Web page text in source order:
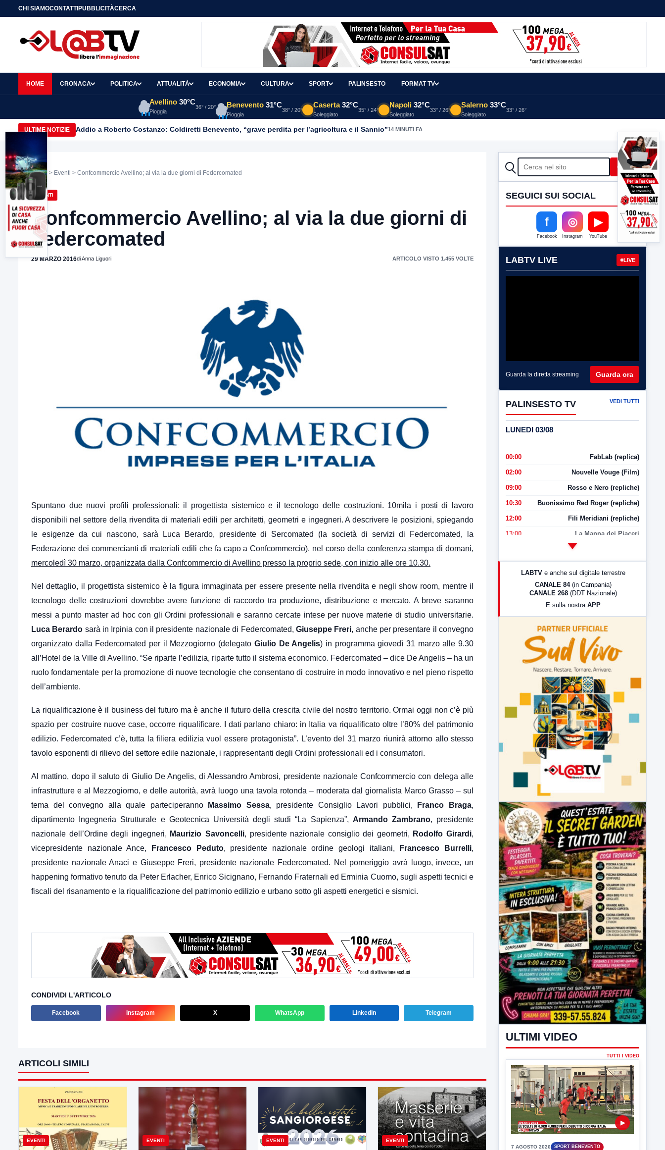
CHI SIAMOCONTATTIPUBBLICITÀCERCA
HOME CRONACA POLITICA ATTUALITÀ ECONOMIA CULTURA SPORT PALINSESTO FORMAT TV
Avellino 30°C
Pioggia
36° / 20° Benevento 31°C
Pioggia
38° / 20°
Caserta 32°C
Soleggiato
35° / 24°
Napoli 32°C
Soleggiato
33° / 26°
Salerno 33°C
Soleggiato
33° / 26°
ULTIME NOTIZIE Addio a Roberto Costanzo: Coldiretti Benevento, “grave perdita per l’agricoltura e il Sannio”14 MINUTI FA
Home > Eventi > Confcommercio Avellino; al via la due giorni di Federcomated
EVENTI
Confcommercio Avellino; al via la due giorni di
Federcomated
29 MARZO 2016di Anna Liguori ARTICOLO VISTO 1.455 VOLTE
Spuntano due nuovi profili professionali: il progettista sistemico e il tecnologo delle costruzioni. 10mila i posti di lavoro
disponibili nel settore della rivendita di materiali edili per architetti, geometri e ingegneri. A descrivere le posizioni, spiegando
le esigenze da cui nascono, sarà Luca Berardo, presidente di Sercomated (la società di servizi di Federcomated, la
Federazione dei commercianti di materiali edili che fa capo a Confcommercio), nel corso della conferenza stampa di domani,
mercoledì 30 marzo, organizzata dalla Confcommercio di Avellino presso la proprio sede, con inizio alle ore 10.30.
Nel dettaglio, il progettista sistemico è la figura immaginata per essere presente nella rivendita e negli show room, mentre il
tecnologo delle costruzioni dovrebbe avere funzione di raccordo tra produzione, distribuzione e mercato. A breve saranno
messi a punto master ad hoc con gli Ordini professionali e saranno cercate intese per nuove materie di studio universitarie.
Luca Berardo sarà in Irpinia con il presidente nazionale di Federcomated, Giuseppe Freri, anche per presentare il convegno
organizzato dalla Federcomated per il Mezzogiorno (delegato Giulio De Angelis) in programma giovedì 31 marzo alle 9.30
all’Hotel de la Ville di Avellino. “Se riparte l’edilizia, riparte tutto il sistema economico. Federcomated – dice De Angelis – ha un
ruolo fondamentale per la promozione di nuove tecnologie che consentano di costruire in modo innovativo e nel pieno rispetto
dell’ambiente.
La riqualificazione è il business del futuro ma è anche il futuro della crescita civile del nostro territorio. Ormai oggi non c’è più
spazio per costruire nuove case, occorre riqualificare. I dati parlano chiaro: in Italia va riqualificato oltre l’80% del patrimonio
edilizio. Federcomated c’è, tutta la filiera edilizia vuol essere protagonista”. L’evento del 31 marzo riunirà attorno allo stesso
tavolo esponenti di rilievo del settore edile nazionale, i rappresentanti degli Ordini professionali ed i consumatori.
Al mattino, dopo il saluto di Giulio De Angelis, di Alessandro Ambrosi, presidente nazionale Confcommercio con delega alle
infrastrutture e al Mezzogiorno, e delle autorità, avrà luogo una tavola rotonda – moderata dal giornalista Marco Grasso – sul
tema del convegno alla quale parteciperanno
Massimo Sessa, presidente Consiglio Lavori pubblici, Franco Braga,
dipartimento Ingegneria Strutturale e Geotecnica Università degli studi “La Sapienza”, Armando Zambrano, presidente
nazionale dell’Ordine degli ingegneri, Maurizio Savoncelli, presidente nazionale consiglio dei geometri, Rodolfo Girardi,
vicepresidente nazionale Ance,
Francesco Peduto, presidente nazionale ordine geologi italiani, Francesco Burrelli,
presidente nazionale Anaci e Giuseppe Freri, presidente nazionale Federcomated. Nel pomeriggio avrà luogo, invece, un
happening formativo tenuto da Peter Erlacher, Enrico Sicignano, Fernando Fraternali ed Erminia Cuomo, sugli aspetti tecnici e
fiscali del risanamento e la riqualificazione del patrimonio edilizio e urbano sotto gli aspetti energetici e sismici.
CONDIVIDI L'ARTICOLO
Facebook Instagram X WhatsApp LinkedIn Telegram
ARTICOLI SIMILI
EVENTI EVENTI EVENTI EVENTI
CERCA Cerca
SEGUICI SUI SOCIAL
f
Facebook
◎
Instagram
▶
YouTube
LABTV LIVE LIVE
Guarda la diretta streaming Guarda ora
PALINSESTO TV VEDI TUTTI
LUNEDI 03/08
00:00 FabLab (replica)
02:00 Nouvelle Vouge (Film)
09:00 Rosso e Nero (repliche)
10:30 Buonissimo Red Roger (repliche)
12:00 Fili Meridiani (repliche)
13:00 La Mappa dei Piaceri
LabNews (Diretta)
LabNews (replica)
LABTV e anche sul digitale terrestre
CANALE 84 (in Campania)
CANALE 268 (DDT Nazionale)
E sulla nostra APP
ULTIMI VIDEO
TUTTI I VIDEO
▶
7 AGOSTO 2026 SPORT BENEVENTO